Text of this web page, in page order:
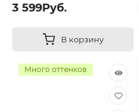
3 599Руб.
В корзину
Много оттенков